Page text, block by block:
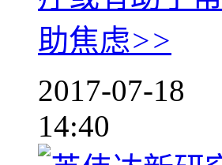
助焦虑>>
2017-07-18
14:40